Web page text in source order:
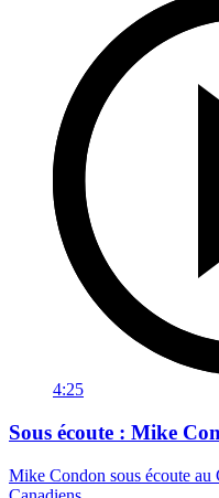
4:25
Sous écoute : Mike
Mike Condon sous écoute au